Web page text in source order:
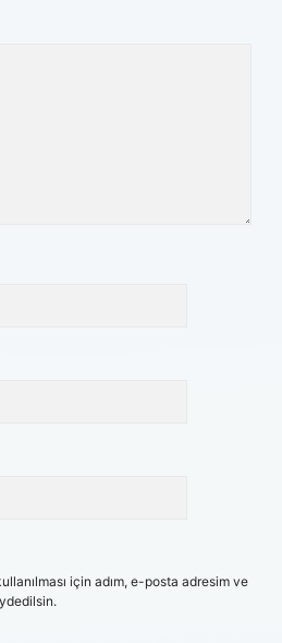
için adım, e-posta adresim ve